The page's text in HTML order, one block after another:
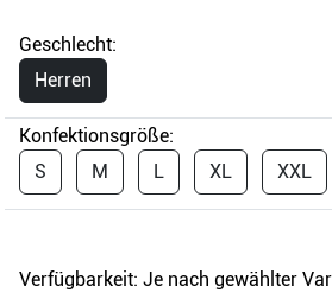
Geschlecht:
Herren
Konfektionsgröße:
S
M L XL XXL
Verfügbarkeit: Je nach gewählter